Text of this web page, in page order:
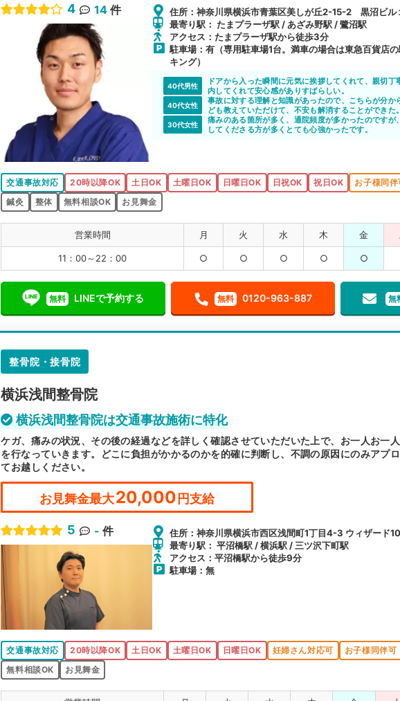
4 14 件
住所：神奈川県横浜市青葉区美しが丘2-15-2 黒沼ビル
最寄り駅： たまプラーザ駅 / あざみ野駅 / 鷺沼駅
アクセス：たまプラーザ駅から徒歩3分
駐車場：有（専用駐車場1台。満車の場合は東急百貨店
キング）
40代男性
ドアから入った瞬間に元気に挨拶してくれて、親切
内してくれて安心感がありすばらしい。
40代女性
事故に対する理解と知識があったので、こちらが分か
ども教えていただけて、不安も解消することができた。
30代女性
痛みのある箇所が多く、通院頻度が多かったのですが
してくださる方が多くとても心強かったです。
交通事故対応 20時以降OK 土日OK 土曜日OK 日曜日OK 日祝OK 祝日OK お子様同伴
鍼灸
整体 無料相談OK お見舞金
営業時間 月 火 水 木 金
11：00～22：00 ○ ○ ○ ○ ○
無料 LINEで予約する 無料 0120-963-887 無
整骨院・接骨院
横浜浅間整骨院
横浜浅間整骨院は交通事故施術に特化
ケガ、痛みの状況、その後の経過などを詳しく確認させていただいた上で、お一人お一
を行なっていきます。どこに負担がかかるのかを的確に判断し、不調の原因にのみアプ
てお越しください。
お見舞金最大20,000円支給
5 - 件
住所：神奈川県横浜市西区浅間町1丁目4-3 ウィザード
最寄り駅： 平沼橋駅 / 横浜駅 / 三ツ沢下町駅
アクセス：平沼橋駅から徒歩9分
駐車場：無
交通事故対応 20時以降OK 土日OK 土曜日OK 日曜日OK 妊婦さん対応可 お子様同伴可
無料相談OK
お見舞金